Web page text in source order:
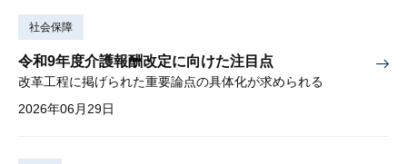
社会保障
令和9年度介護報酬改定に向けた注目点
改革工程に掲げられた重要論点の具体化が求められる
2026年06月29日